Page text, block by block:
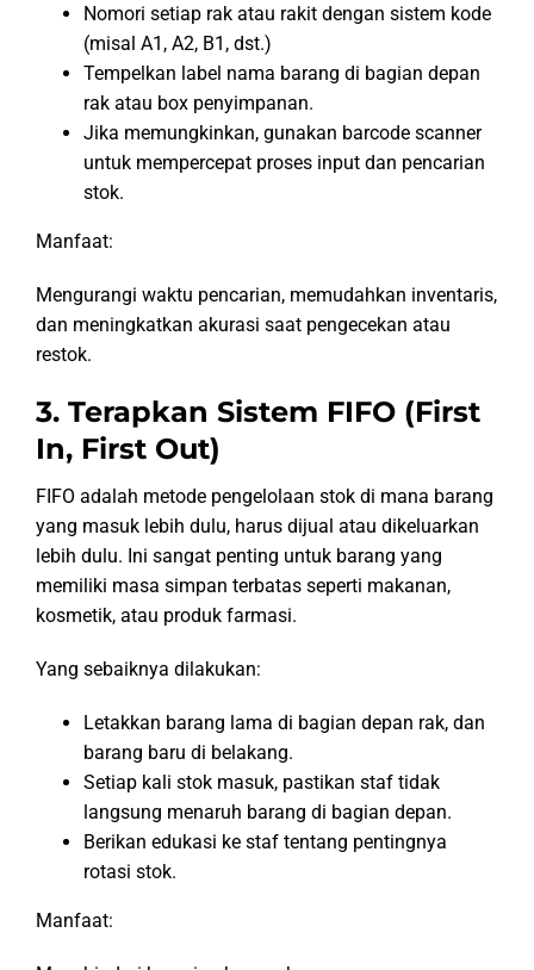
Nomori setiap rak atau rakit dengan sistem kode
(misal A1, A2, B1, dst.)
Tempelkan label nama barang di bagian depan
rak atau box penyimpanan.
Jika memungkinkan, gunakan barcode scanner
untuk mempercepat proses input dan pencarian
stok.
Manfaat:
Mengurangi waktu pencarian, memudahkan inventaris,
dan meningkatkan akurasi saat pengecekan atau
restok.
3. Terapkan Sistem FIFO (First
In, First Out)
FIFO adalah metode pengelolaan stok di mana barang
yang masuk lebih dulu, harus dijual atau dikeluarkan
lebih dulu. Ini sangat penting untuk barang yang
memiliki masa simpan terbatas seperti makanan,
kosmetik, atau produk farmasi.
Yang sebaiknya dilakukan:
Letakkan barang lama di bagian depan rak, dan
barang baru di belakang.
Setiap kali stok masuk, pastikan staf tidak
langsung menaruh barang di bagian depan.
Berikan edukasi ke staf tentang pentingnya
rotasi stok.
Manfaat: